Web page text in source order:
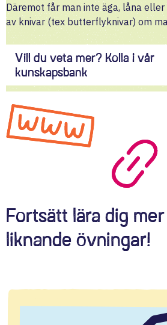
Däremot får man inte äga, låna
av knivar (tex butterflyknivar) om
Vill du veta mer? Kolla i vår
kunskapsbank
Fortsätt lära dig
liknande övningar!